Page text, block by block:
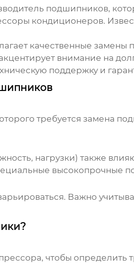
подшипников,
кондиционеров.
качественные замены
внимание на
поддержку и
требуется замена
нагрузки) также
высокопрочные
Важно
чтобы